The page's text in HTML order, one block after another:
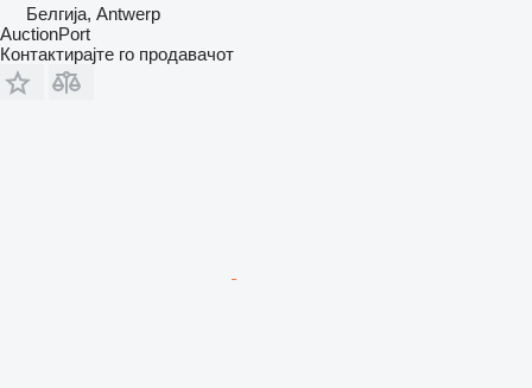
Белгија, Antwerp
AuctionPort
Контактирајте го продавачот